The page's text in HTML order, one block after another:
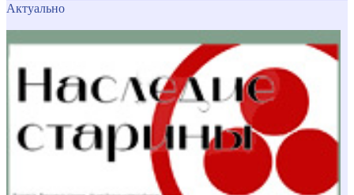
Актуально